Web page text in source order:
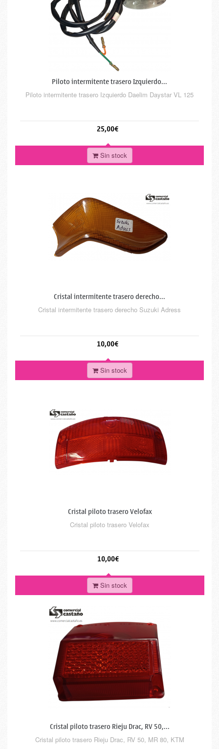
Piloto intermitente trasero Izquierdo...
Piloto intermitente trasero Izquierdo Daelim Daystar VL 125
25,00€
Sin stock
Cristal intermitente trasero derecho...
Cristal intermitente trasero derecho Suzuki Adress
10,00€
Sin stock
Cristal piloto trasero Velofax
Cristal piloto trasero Velofax
10,00€
Sin stock
Cristal piloto trasero Rieju Drac, RV 50,...
Cristal piloto trasero Rieju Drac, RV 50, MR 80, KTM